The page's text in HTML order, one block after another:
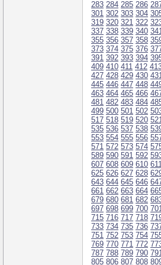
283 284 285 286
301 302 303 304
319 320 321 322
337 338 339 340
355 356 357 358
373 374 375 376
391 392 393 394
409 410 411 412
427 428 429 430
445 446 447 448
463 464 465 466
481 482 483 484
499 500 501 502
517 518 519 520
535 536 537 538
553 554 555 556
571 572 573 574
589 590 591 592
607 608 609 610
625 626 627 628
643 644 645 646
661 662 663 664
679 680 681 682
697 698 699 700
715 716 717 718
733 734 735 736
751 752 753 754
769 770 771 772
787 788 789 790
805 806 807 808